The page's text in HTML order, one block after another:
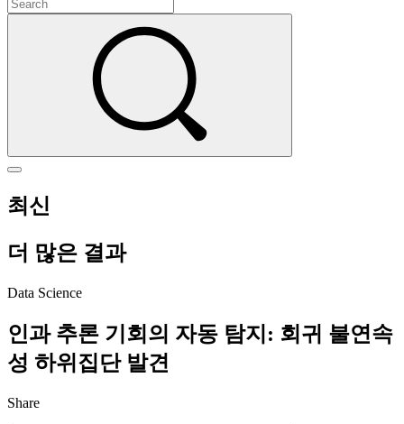
최신
더 많은 결과
Data Science
인과 추론 기회의 자동 탐지: 회귀 불연속
성 하위집단 발견
Share